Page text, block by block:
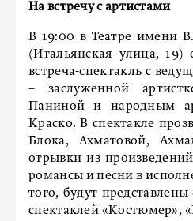
На встречу с артистами
В 19:00 в Театре имени
(Итальянская улица, 19)
встреча-спектакль с
– заслуженной
Паниной и народным
Краско. В спектакле
Блока, Ахматовой,
отрывки из
романсы и песни в
того, будут
спектаклей «Костюмер»,